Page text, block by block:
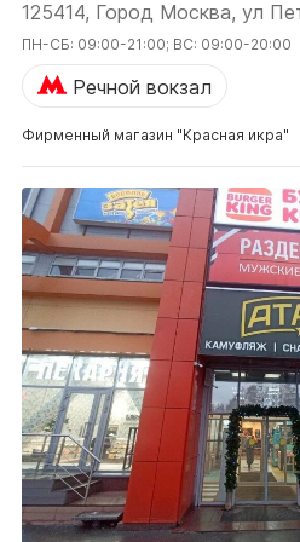
125414, Город Москва, ул
ПН-СБ: 09:00-21:00; ВС: 09:00-20:00
Речной вокзал
Фирменный магазин "Красная икра"